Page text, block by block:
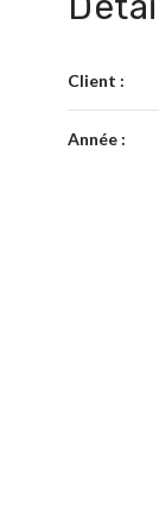
Client :
Année :